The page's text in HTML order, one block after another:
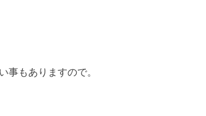
事もありますので。